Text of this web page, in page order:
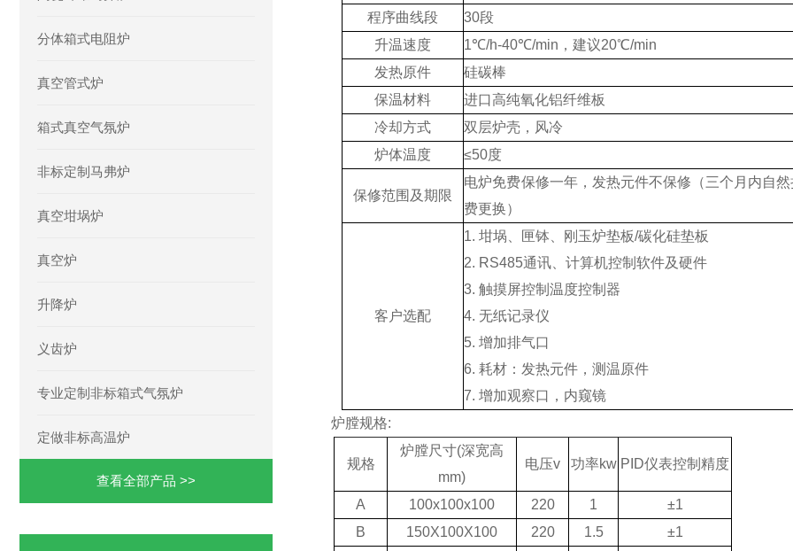
分体箱式电阻炉
真空管式炉
箱式真空气氛炉
非标定制马弗炉
真空坩埚炉
真空炉
升降炉
义齿炉
专业定制非标箱式气氛炉
定做非标高温炉
查看全部产品 >>
程序曲线段
30段
升温速度
1℃/h-40℃/min，建议20℃/min
发热原件
硅碳棒
保温材料
进口高纯氧化铝纤维板
冷却方式
双层炉壳，风冷
炉体温度
≤50度
保修范围及期限
电炉免费保修一年，发热元件不保修（三个月内自
费更换）
客户选配
1. 坩埚、匣钵、刚玉炉垫板/碳化硅垫板
2. RS485通讯、计算机控制软件及硬件
3. 触摸屏控制温度控制器
4. 无纸记录仪
5. 增加排气口
6. 耗材：发热元件，测温原件
7. 增加观察口，内窥镜
炉膛规格:
规格
炉膛尺寸(深宽高
mm)
电压v 功率kw PID仪表控制精度
A 100x100x100 220 1
±1
B
150X100X100 220 1.5
±1